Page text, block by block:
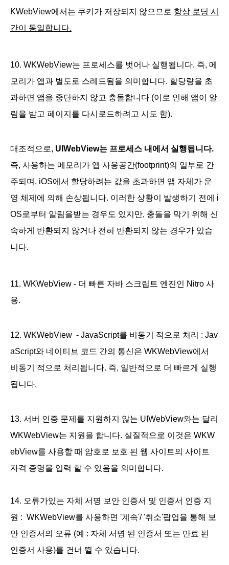
KWebView에서는 쿠키가 저장되지 않으므로 항상 로딩 시
간이 동일합니다.
10. WKWebView는 프로세스를 벗어나 실행됩니다. 즉, 메
모리가 앱과 별도로 스레드됨을 의미합니다. 할당량을 초
과하면 앱을 중단하지 않고 충돌합니다 (이로 인해 앱이 알
림을 받고 페이지를 다시로드하려고 시도 함).
대조적으로, UIWebView는 프로세스 내에서 실행됩니다.
즉, 사용하는 메모리가 앱 사용공간(footprint)의 일부로 간
주되며, iOS에서 할당하려는 값을 초과하면 앱 자체가 운
영 체제에 의해 손상됩니다. 이러한 상황이 발생하기 전에 i
OS로부터 알림을받는 경우도 있지만, 충돌을 막기 위해 신
속하게 반환되지 않거나 전혀 반환되지 않는 경우가 있습
니다.
11. WKWebView - 더 빠른 자바 스크립트 엔진인 Nitro 사
용.
12. WKWebView - JavaScript를 비동기 적으로 처리 : Jav
aScript와 네이티브 코드 간의 통신은 WKWebView에서
비동기 적으로 처리됩니다. 즉, 일반적으로 더 빠르게 실행
됩니다.
13. 서버 인증 문제를 지원하지 않는 UIWebView와는 달리
WKWebView는 지원을 합니다. 실질적으로 이것은 WKW
ebView를 사용할 때 암호로 보호 된 웹 사이트의 사이트
자격 증명을 입력 할 수 있음을 의미합니다.
14. 오류가있는 자체 서명 보안 인증서 및 인증서 인증 지
원 : WKWebView를 사용하면 '계속'/ '취소'팝업을 통해 보
안 인증서의 오류 (예 : 자체 서명 된 인증서 또는 만료 된
인증서 사용)를 건너 뛸 수 있습니다.